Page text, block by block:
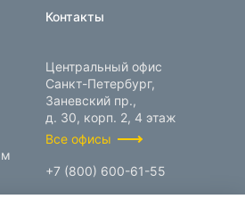
Контакты
Центральный офис
Санкт-Петербург,
Заневский пр.,
д. 30, корп. 2, 4 этаж
Все офисы
+7 (800) 600-61-55